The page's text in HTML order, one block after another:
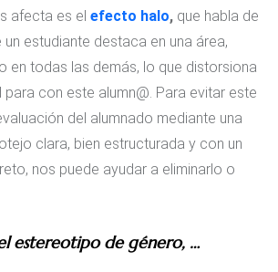
afecta es el efecto halo, que habla de
un estudiante destaca en una área,
en todas las demás, lo que distorsiona
con este alumn@. Para evitar este
del alumnado mediante una
clara, bien estructurada y con un
nos puede ayudar a eliminarlo o
estereotipo de género, …